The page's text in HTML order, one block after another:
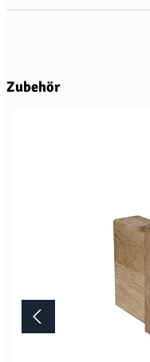
Produktgalerie überspringen
Zubehör